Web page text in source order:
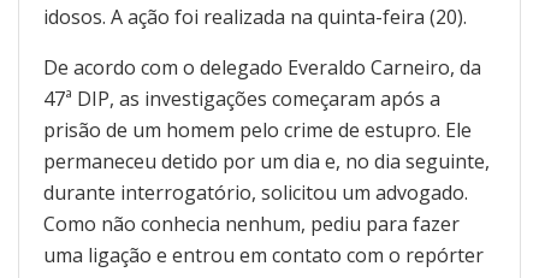
idosos. A ação foi realizada na quinta-feira (20).
De acordo com o delegado Everaldo Carneiro, da
47ª DIP, as investigações começaram após a
prisão de um homem pelo crime de estupro. Ele
permaneceu detido por um dia e, no dia seguinte,
durante interrogatório, solicitou um advogado.
Como não conhecia nenhum, pediu para fazer
uma ligação e entrou em contato com o repórter